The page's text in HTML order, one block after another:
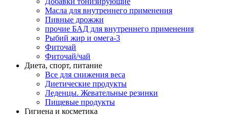
Масла для внутреннего применения
Пивные дрожжи
прочие БАД для внутреннего применения
Рыбий жир и омега-3
Фиточай
Фиточай/чай
Диета, спорт, питание
Все для снижения веса
Диетические продукты
Леденцы. Жевательные резинки
Пищевые продукты
Гигиена и косметика